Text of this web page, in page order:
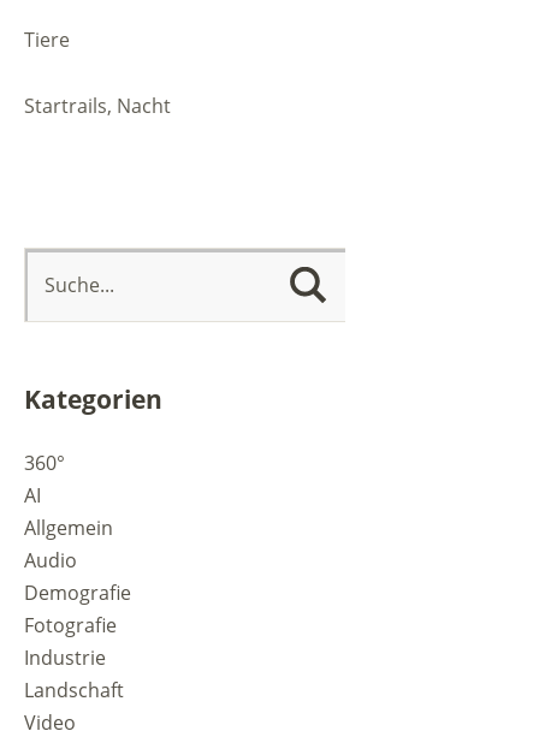
Tiere
Startrails, Nacht
Kategorien
360°
AI
Allgemein
Audio
Demografie
Fotografie
Industrie
Landschaft
Video